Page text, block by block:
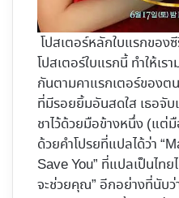
โปสเตอร์หลักใบแรกของ
โปสเตอร์ใบแรกนี้ ทำให้เ
กันตามคาแรกเตอร์ของ
ที่มีรอยยิ้มอันสดใส เธอจั
ชาไว้ด้วยมือข้างหนึ่ง (แต่
ด้วยคำโปรยที่แปลได้ว่า
Save You” ที่แปลเป็นไท
จะช่วยคุณ” อีกอย่างที่นับ